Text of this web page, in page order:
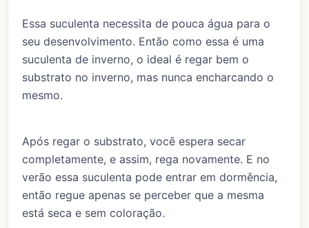
Essa suculenta necessita de pouca água para o
seu desenvolvimento. Então como essa é uma
suculenta de inverno, o ideal é regar bem o
substrato no inverno, mas nunca encharcando o
mesmo.
Após regar o substrato, você espera secar
completamente, e assim, rega novamente. E no
verão essa suculenta pode entrar em dormência,
então regue apenas se perceber que a mesma
está seca e sem coloração.